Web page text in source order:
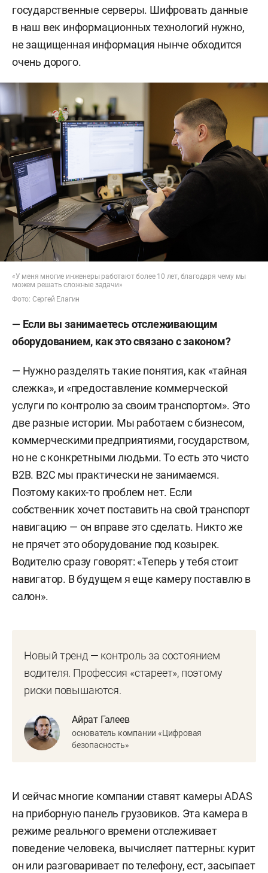
государственные серверы. Шифровать данные
в наш век информационных технологий нужно,
не защищенная информация нынче обходится
очень дорого.
«У меня многие инженеры работают более 10 лет, благодаря чему мы
можем решать сложные задачи»
Фото: Сергей Елагин
— Если вы занимаетесь отслеживающим
оборудованием, как это связано с законом?
— Нужно разделять такие понятия, как «тайная
слежка», и «предоставление коммерческой
услуги по контролю за своим транспортом». Это
две разные истории. Мы работаем с бизнесом,
коммерческими предприятиями, государством,
но не с конкретными людьми. То есть это чисто
B2B. B2C мы практически не занимаемся.
Поэтому каких-то проблем нет. Если
собственник хочет поставить на свой транспорт
навигацию — он вправе это сделать. Никто же
не прячет это оборудование под козырек.
Водителю сразу говорят: «Теперь у тебя стоит
навигатор. В будущем я еще камеру поставлю в
салон».
Новый тренд — контроль за состоянием
водителя. Профессия «стареет», поэтому
риски повышаются.
Айрат Галеев
основатель компании «Цифровая
безопасность»
И сейчас многие компании ставят камерыADAS
на приборную панель грузовиков. Эта камера в
режиме реального времени отслеживает
поведение человека, вычисляет паттерны: курит
он или разговаривает по телефону, ест, засыпает